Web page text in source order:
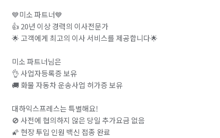
💙미소 파트너💙
👍 20년 이상 경력의 이사전문가
🌟 고객에게 최고의 이사 서비스를 제공합니다🌟
미소 파트너님은
👌 사업자등록증 보유
🚚 화물 자동차 운송사업 허가증 보유
대하익스프레스는 특별해요!
🚫 사전에 협의하지 않은 당일 추가요금 없음
🌠 현장 투입 인원 백신 접종 완료